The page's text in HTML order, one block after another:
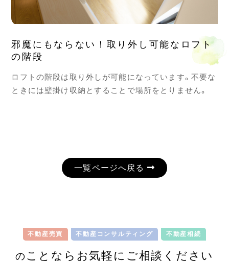
邪魔にもならない！取り外し可能なロフト
の階段
ロフトの階段は取り外しが可能になっています。不要な
ときには壁掛け収納とすることで場所をとりません。
一覧ページへ戻る
不動産売買 不動産コンサルティング 不動産相続
のことならお気軽にご相談ください